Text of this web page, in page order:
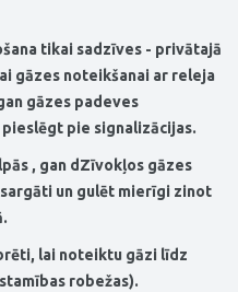
tikai sadzīves - privātajā
gāzes noteikšanai ar releja
gāzes padeves
pie signalizācijas.
, gan dZīvokļos gāzes
un gulēt mierīgi zinot
lai noteiktu gāzi līdz
robežas).